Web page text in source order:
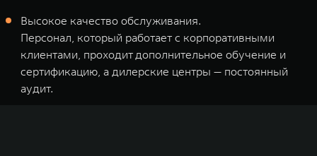
Высокое качество обслуживания.
Персонал, который работает с корпоративными
клиентами, проходит дополнительное обучение и
сертификацию, а дилерские центры — постоянный
аудит.